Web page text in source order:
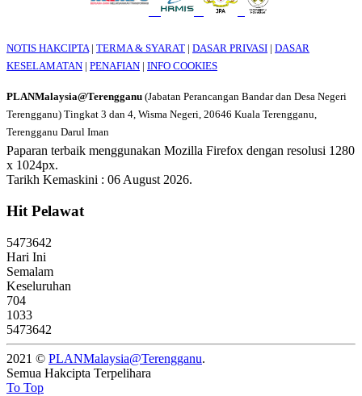
NOTIS HAKCIPTA | TERMA & SYARAT | DASAR PRIVASI | DASAR
KESELAMATAN | PENAFIAN | INFO COOKIES
PLANMalaysia@Terengganu (Jabatan Perancangan Bandar dan Desa Negeri
Terengganu) Tingkat 3 dan 4, Wisma Negeri, 20646 Kuala Terengganu,
Terengganu Darul Iman
Paparan terbaik menggunakan Mozilla Firefox dengan resolusi 1280
x 1024px.
Tarikh Kemaskini : 06 August 2026.
Hit Pelawat
5473642
Hari Ini
Semalam
Keseluruhan
704
1033
5473642
2021 © PLANMalaysia@Terengganu.
Semua Hakcipta Terpelihara
To Top